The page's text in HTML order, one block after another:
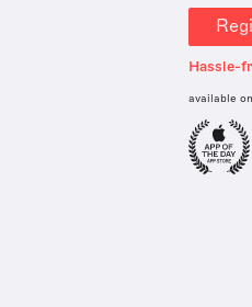
Hassle-
available on